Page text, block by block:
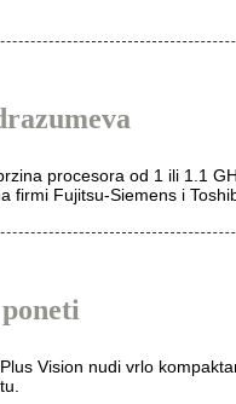
procesora od 1 ili 1.1
firmi Fujitsu-Siemens i
Vision nudi vrlo